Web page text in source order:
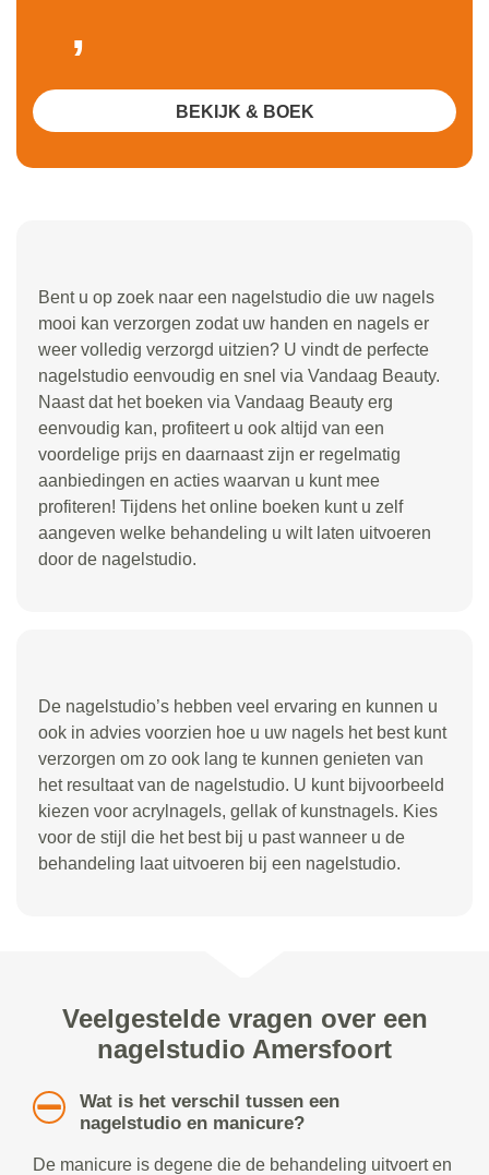
Bent u op zoek naar een nagelstudio die uw nagels
mooi kan verzorgen zodat uw handen en nagels er
weer volledig verzorgd uitzien? U vindt de perfecte
nagelstudio eenvoudig en snel via Vandaag Beauty.
Naast dat het boeken via Vandaag Beauty erg
eenvoudig kan, profiteert u ook altijd van een
voordelige prijs en daarnaast zijn er regelmatig
aanbiedingen en acties waarvan u kunt mee
profiteren! Tijdens het online boeken kunt u zelf
aangeven welke behandeling u wilt laten uitvoeren
door de nagelstudio.
,
BEKIJK & BOEK
De nagelstudio’s hebben veel ervaring en kunnen u
ook in advies voorzien hoe u uw nagels het best kunt
verzorgen om zo ook lang te kunnen genieten van
het resultaat van de nagelstudio. U kunt bijvoorbeeld
kiezen voor acrylnagels, gellak of kunstnagels. Kies
voor de stijl die het best bij u past wanneer u de
behandeling laat uitvoeren bij een nagelstudio.
Veelgestelde vragen over een
nagelstudio Amersfoort
Wat is het verschil tussen een
nagelstudio en manicure?
De manicure is degene die de behandeling uitvoert en